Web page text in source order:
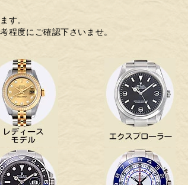
す。
程度にご確認下さいませ。